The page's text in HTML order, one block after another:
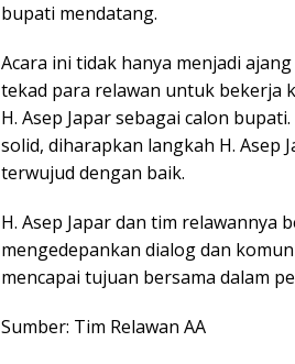
bupati mendatang.
Acara ini tidak hanya menjadi
tekad para relawan untuk bekerja
H. Asep Japar sebagai calon
solid, diharapkan langkah H. Asep
terwujud dengan baik.
H. Asep Japar dan tim relawannya
mengedepankan dialog dan
mencapai tujuan bersama dalam
Sumber: Tim Relawan AA